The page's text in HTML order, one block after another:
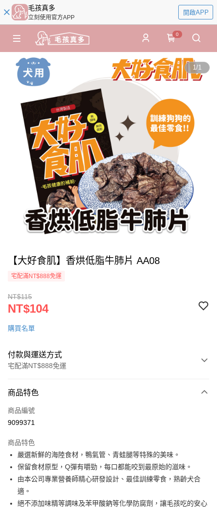
毛孩真多
立刻使用官方APP
開啟APP
0
1/1
【大好食肌】香烘低脂牛肺片 AA08
宅配滿NT$888免運
NT$115
NT$104
購買名單
付款與運送方式
宅配滿NT$888免運
信用卡一次付款
LINE Pay
運送方式
宅配
每筆NT$100，滿NT$888(含以上)免運費
商品特色
商品編號
9099371
商品特色
嚴選新鮮的海陸食材，鴨氣管、青蛙腿等特殊的美味。
保留食材原型，Q彈有嚼勁，每口都能咬到最原始的滋味。
由本公司專業營養師精心研發設計、最佳訓練零食，熟齡犬合
適。
絕不添加味精等調味及苯甲酸鈉等化學防腐劑，讓毛孩吃的安心